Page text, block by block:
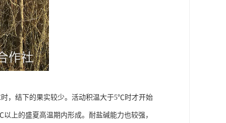
，结下的果实较少。活动积温大于5℃时才开始
上的盛夏高温期内形成。耐盐碱能力也较强，